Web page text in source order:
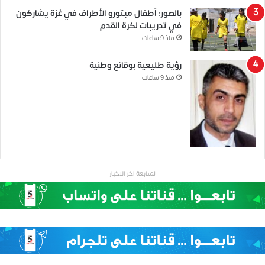
بالصور: أطفال مبتورو الأطراف في غزة يشاركون
في تدريبات لكرة القدم
منذ 9 ساعات
رؤية طليعية بوقائع وطنية
منذ 9 ساعات
لمتابعة اخر الاخبار